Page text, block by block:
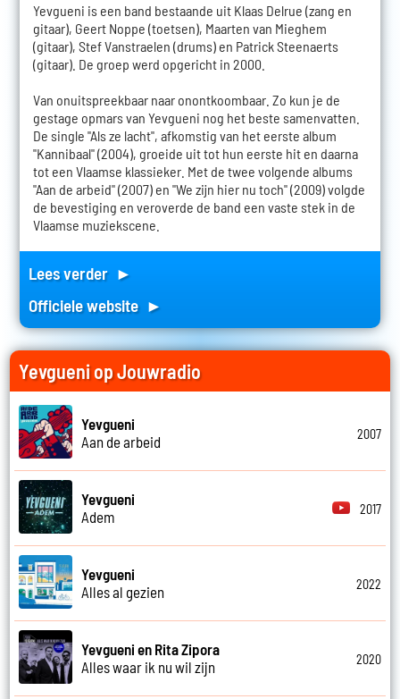
Yevgueni is een band bestaande uit Klaas Delrue (zang en
gitaar), Geert Noppe (toetsen), Maarten van Mieghem
(gitaar), Stef Vanstraelen (drums) en Patrick Steenaerts
(gitaar). De groep werd opgericht in 2000.
Van onuitspreekbaar naar onontkoombaar. Zo kun je de
gestage opmars van Yevgueni nog het beste samenvatten.
De single "Als ze lacht", afkomstig van het eerste album
"Kannibaal" (2004), groeide uit tot hun eerste hit en daarna
tot een Vlaamse klassieker. Met de twee volgende albums
"Aan de arbeid" (2007) en "We zijn hier nu toch" (2009) volgde
de bevestiging en veroverde de band een vaste stek in de
Vlaamse muziekscene.
Lees verder ►
Officiele website ►
Yevgueni op Jouwradio
Yevgueni
Aan de arbeid
2007
Yevgueni
Adem
2017
Yevgueni
Alles al gezien
2022
Yevgueni en Rita Zipora
Alles waar ik nu wil zijn
2020